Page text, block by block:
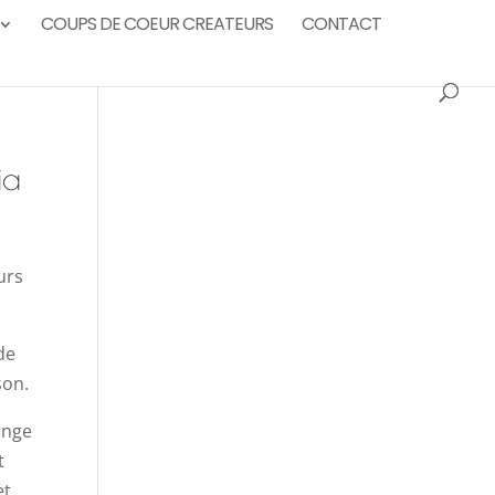
COUPS DE COEUR CREATEURS
CONTACT